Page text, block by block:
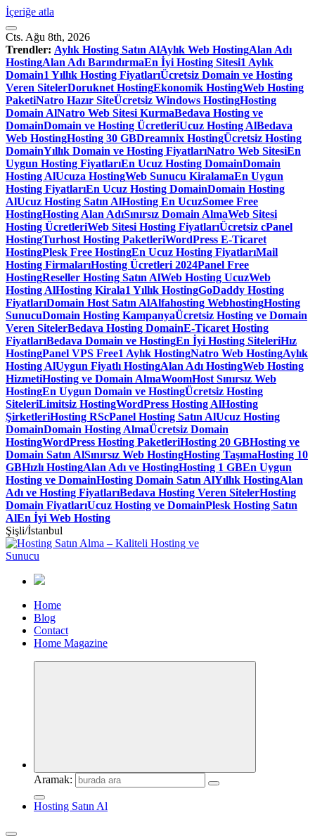
İçeriğe atla
Cts. Ağu 8th, 2026
Trendler: Aylık Hosting Satın AlAylık Web HostingAlan Adı
HostingAlan Adı BarındırmaEn İyi Hosting Sitesi1 Aylık
Domain1 Yıllık Hosting FiyatlarıÜcretsiz Domain ve Hosting
Veren SitelerDoruknet HostingEkonomik HostingWeb Hosting
PaketiNatro Hazır SiteÜcretsiz Windows HostingHosting
Domain AlNatro Web Sitesi KurmaBedava Hosting ve
DomainDomain ve Hosting ÜcretleriUcuz Hosting AlBedava
Web HostingHosting 30 GBDreamnix HostingÜcretsiz Hosting
DomainYıllık Domain ve Hosting FiyatlarıNatro Web SitesiEn
Uygun Hosting FiyatlarıEn Ucuz Hosting DomainDomain
Hosting AlUcuza HostingWeb Sunucu KiralamaEn Uygun
Hosting FiyatlarıEn Ucuz Hosting DomainDomain Hosting
AlUcuz Hosting Satın AlHosting En UcuzSomee Free
HostingHosting Alan AdıSınırsız Domain AlmaWeb Sitesi
Hosting ÜcretleriWeb Sitesi Hosting FiyatlarıÜcretsiz cPanel
HostingTurhost Hosting PaketleriWordPress E-Ticaret
HostingPlesk Free HostingEn Ucuz Hosting FiyatlarıMail
Hosting FirmalarıHosting Ücretleri 2024Panel Free
HostingReseller Hosting Satın AlWeb Hosting UcuzWeb
Hosting AlHosting Kirala1 Yıllık HostingGoDaddy Hosting
FiyatlarıDomain Host Satın AlAlfahosting WebhostingHosting
SunucuDomain Hosting KampanyaÜcretsiz Hosting ve Domain
Veren SitelerBedava Hosting DomainE-Ticaret Hosting
FiyatlarıBedava Domain ve HostingEn İyi Hosting SiteleriHız
HostingPanel VPS Free1 Aylık HostingNatro Web HostingAylık
Hosting AlUygun Fiyatlı HostingAlan Adı HostingWeb Hosting
HizmetiHosting ve Domain AlmaWoomHost Sınırsız Web
HostingEn Uygun Domain ve HostingÜcretsiz Hosting
SiteleriLimitsiz HostingWordPress Hosting AlHosting
ŞirketleriHosting RScPanel Hosting Satın AlUcuz Hosting
DomainDomain Hosting AlmaÜcretsiz Domain
HostingWordPress Hosting PaketleriHosting 20 GBHosting ve
Domain Satın AlSınırsız Web HostingHosting TaşımaHosting 10
GBHızlı HostingAlan Adı ve HostingHosting 1 GBEn Uygun
Hosting ve DomainHosting Domain Satın AlYıllık HostingAlan
Adı ve Hosting FiyatlarıBedava Hosting Veren SitelerHosting
Domain FiyatlarıUcuz Hosting ve DomainPlesk Hosting Satın
AlEn İyi Web Hosting
Şişli/İstanbul
Home
Blog
Contact
Home Magazine
Aramak:
Hosting Satın Al